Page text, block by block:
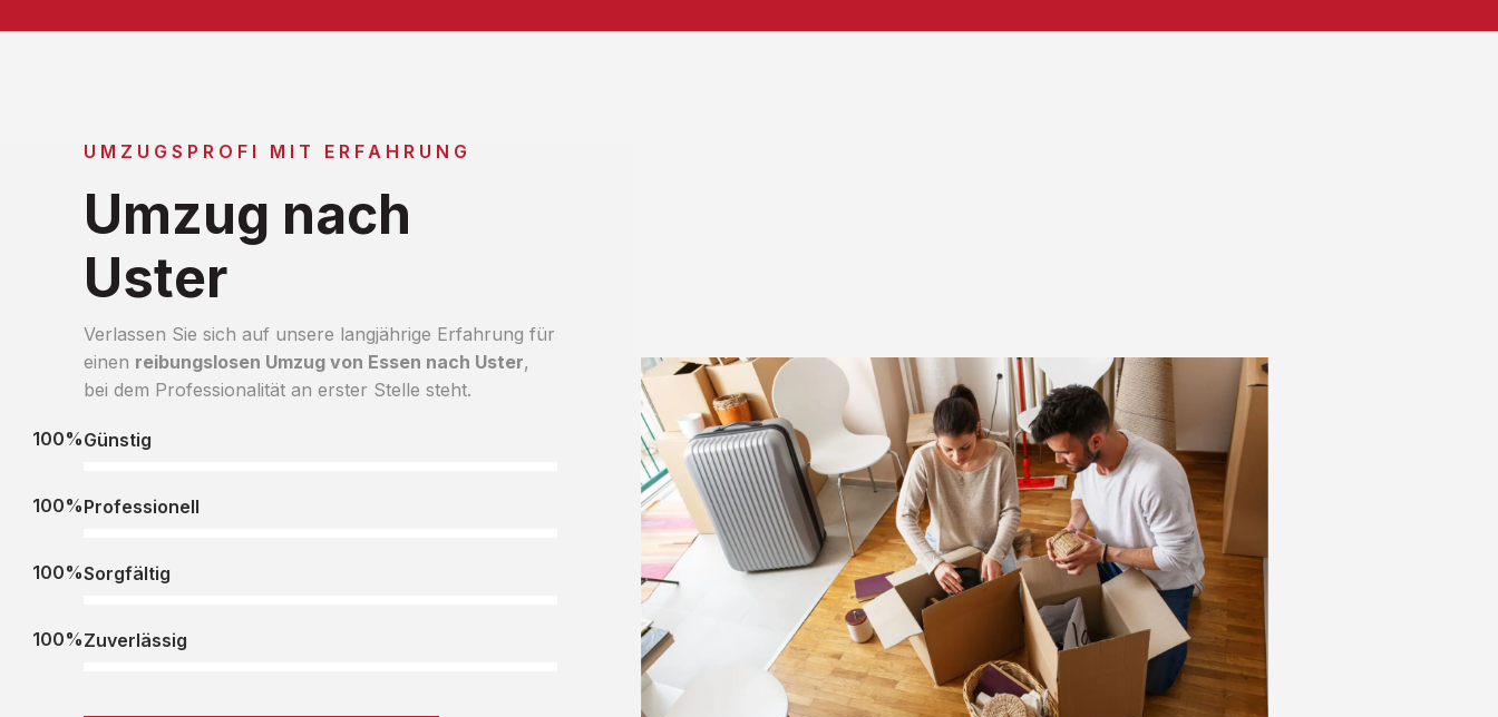
UMZUGSPROFI MIT ERFAHRUNG
Umzug nach
Uster
Verlassen Sie sich auf unsere langjährige Erfahrung für
einen reibungslosen Umzug von Essen nach Uster,
bei dem Professionalität an erster Stelle steht.
Günstig
100%
Professionell
100%
Sorgfältig
100%
Zuverlässig
100%